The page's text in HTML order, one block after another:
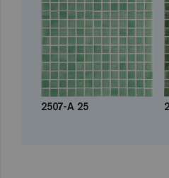
2507-A 25